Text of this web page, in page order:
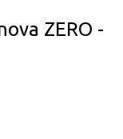
ZERO -